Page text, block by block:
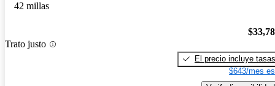
42 millas
Trato justo
El precio incluye tasas
$643/mes